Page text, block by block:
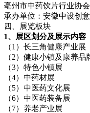
亳州市中药饮片行业协会
承办单位：安徽中设创
四、展览板块
1、展区划分及展示内容
（1）长三角健康产业展
（2）健康小镇及康养品
（3）特色小镇展
（4）中药材展
（5）中医药文化展
（6）中医药装备展
（7）养老产业展